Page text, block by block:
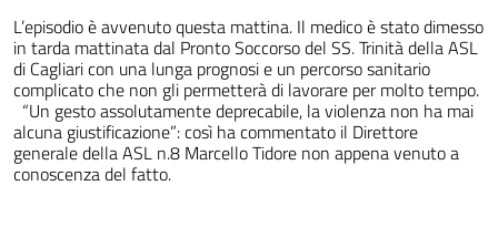
L’episodio è avvenuto questa mattina. Il medico è stato dimesso
in tarda mattinata dal Pronto Soccorso del SS. Trinità della ASL
di Cagliari con una lunga prognosi e un percorso sanitario
complicato che non gli permetterà di lavorare per molto tempo.
“Un gesto assolutamente deprecabile, la violenza non ha mai
alcuna giustificazione”: così ha commentato il Direttore
generale della ASL n.8 Marcello Tidore non appena venuto a
conoscenza del fatto.